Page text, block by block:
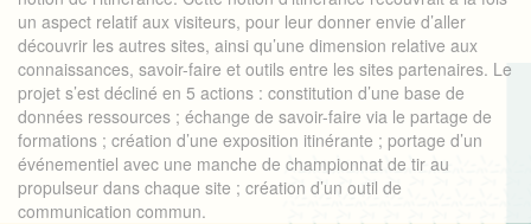
un aspect relatif aux visiteurs, pour leur donner envie d’aller
découvrir les autres sites, ainsi qu’une dimension relative aux
connaissances, savoir-faire et outils entre les sites partenaires. Le
projet s’est décliné en 5 actions : constitution d’une base de
données ressources ; échange de savoir-faire via le partage de
formations ; création d’une exposition itinérante ; portage d’un
événementiel avec une manche de championnat de tir au
propulseur dans chaque site ; création d’un outil de
communication commun.